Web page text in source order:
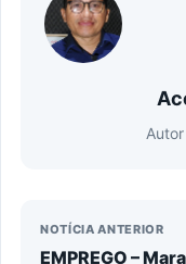
NOTÍCIA ANTERIOR
EMPREGO –